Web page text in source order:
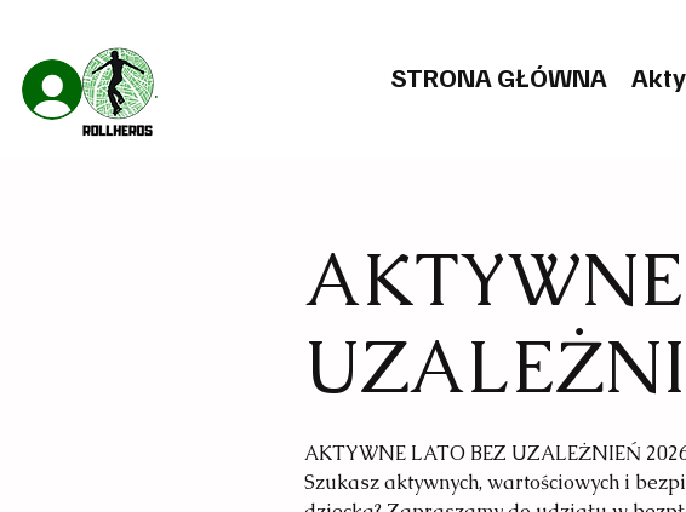
Zaloguj się STRONA GŁÓWNA
AKTYWNE LATO BEZ UZALEŻNIEŃ
Szukasz aktywnych, wartościowych i